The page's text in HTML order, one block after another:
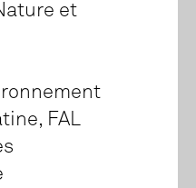
et
FAL